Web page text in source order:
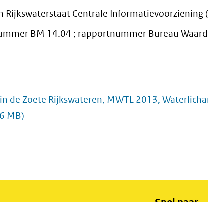
Rijkswaterstaat Centrale Informatievoorziening
BM 14.04 ; rapportnummer Bureau
de Zoete Rijkswateren, MWTL 2013,
MB)